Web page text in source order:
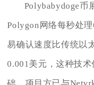
Polybabydoge币
Polygon网络每秒处
易确认速度比传统以
0.001美元，这种技
础。项目方已与